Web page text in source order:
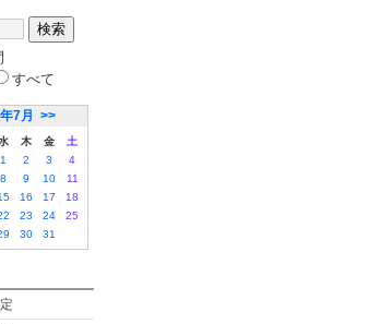
すべて
7月 >>
木 金
土
1
2 3
4
8 9 10
11
16 17
18
23 24
25
30 31